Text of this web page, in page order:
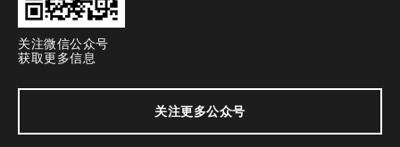
关注微信公众号
获取更多信息
关注更多公众号